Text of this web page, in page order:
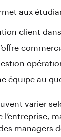
aux
client
équipe au
varier
l’entreprise,
managers